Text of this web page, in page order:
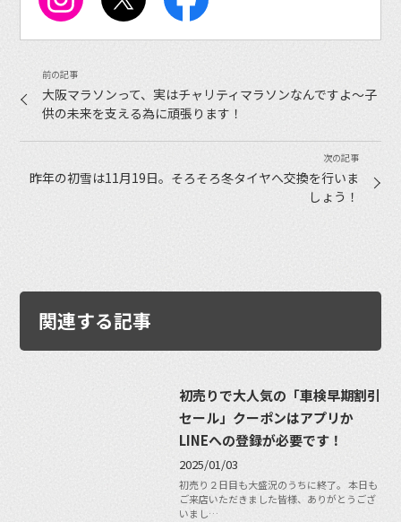
大阪マラソンって、実はチャリティマラソンなんですよ〜子
供の未来を支える為に頑張ります！
昨年の初雪は11月19日。そろそろ冬タイヤへ交換を行いま
しょう！
関連する記事
初売りで大人気の「車検早期割引
セール」クーポンはアプリか
LINEへの登録が必要です！
2025/01/03
初売り２日目も大盛況のうちに終了。 本日も
ご来店いただきました皆様、ありがとうござ
いまし…